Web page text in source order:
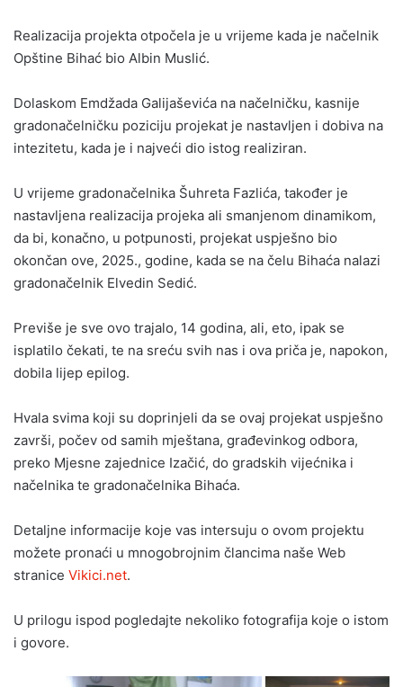
Realizacija projekta otpočela je u vrijeme kada je načelnik
Opštine Bihać bio Albin Muslić.
Dolaskom Emdžada Galijaševića na načelničku, kasnije
gradonačelničku poziciju projekat je nastavljen i dobiva na
intezitetu, kada je i najveći dio istog realiziran.
U vrijeme gradonačelnika Šuhreta Fazlića, također je
nastavljena realizacija projeka ali smanjenom dinamikom,
da bi, konačno, u potpunosti, projekat uspješno bio
okončan ove, 2025., godine, kada se na čelu Bihaća nalazi
gradonačelnik Elvedin Sedić.
Previše je sve ovo trajalo, 14 godina, ali, eto, ipak se
isplatilo čekati, te na sreću svih nas i ova priča je, napokon,
dobila lijep epilog.
Hvala svima koji su doprinjeli da se ovaj projekat uspješno
završi, počev od samih mještana, građevinkog odbora,
preko Mjesne zajednice Izačić, do gradskih vijećnika i
načelnika te gradonačelnika Bihaća.
Detaljne informacije koje vas intersuju o ovom projektu
možete pronaći u mnogobrojnim člancima naše Web
stranice Vikici.net.
U prilogu ispod pogledajte nekoliko fotografija koje o istom
i govore.